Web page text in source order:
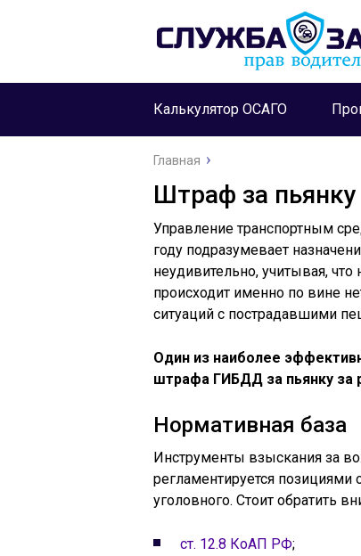
Калькулятор ОСАГО
Главная
Штраф за
Управление транспортным
году подразумевает
неудивительно, учитывая,
происходит именно по вине
ситуаций с пострадавшими
Один из наиболее
штрафа ГИБДД за пьянку за
Нормативная база
Инструменты взыскания за
регламентируется
уголовного. Стоит обратить
ст. 12.8 КоАП РФ;